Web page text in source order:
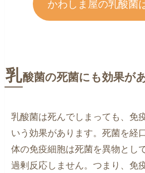
かわしま屋の乳酸菌
乳酸菌の死菌にも効果が
乳酸菌は死んでしまっても、免
いう効果があります。死菌を経
体の免疫細胞は死菌を異物とし
過剰反応しません。つまり、免